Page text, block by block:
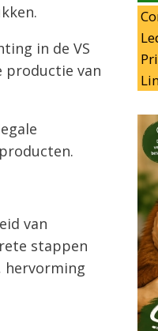
in de VS
productie van
van
stappen
hervorming